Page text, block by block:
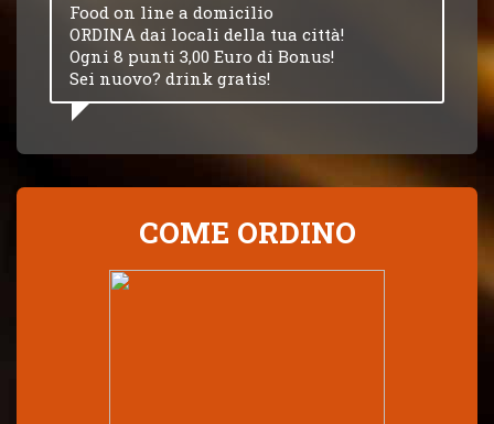
Food on line a domicilio
ORDINA dai locali della tua città!
Ogni 8 punti 3,00 Euro di Bonus!
Sei nuovo? drink gratis!
COME ORDINO